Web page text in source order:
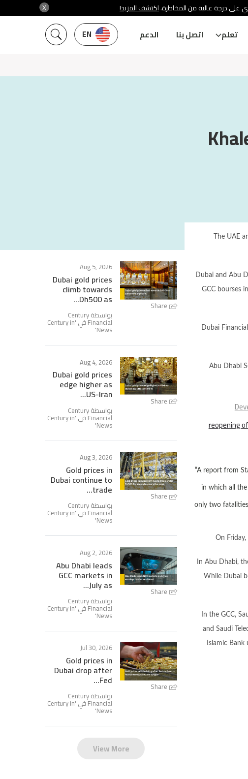
X على درجة عالية من المخاطرة.اكتشف المزيد!
EN تعلم اتصل بنا الدعم
The UAE
Dubai and Abu
GCC bourses
Dubai
Abu Dhabi
reopening
“A report from
in which all
only two
On
In Abu Dhabi,
While Dubai
In the GCC,
and Saudi
Islamic
Share
Aug 5, 2026
Dubai gold prices
climb towards
Dh500 as...
بواسطة Century
Financial في ' Century in
News
'
Share
Aug 4, 2026
Dubai gold prices
edge higher as
US-Iran...
بواسطة Century
Financial في ' Century in
News
'
Share
Aug 3, 2026
Gold prices in
Dubai continue to
trade...
بواسطة Century
Financial في ' Century in
News
'
Share
Aug 2, 2026
Abu Dhabi leads
GCC markets in
July as...
بواسطة Century
Financial في ' Century in
News
'
Share
Jul 30, 2026
Gold prices in
Dubai drop after
Fed...
بواسطة Century
Financial في ' Century in
News
'
View More